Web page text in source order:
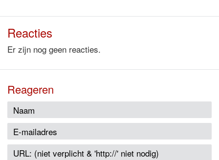
Reacties
Er zijn nog geen reacties.
Reageren